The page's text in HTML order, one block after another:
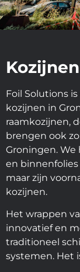
Foil Solutions
kozijnen in
raamkozijnen,
brengen ook
Groningen.
en
maar zijn
kozijnen.
Het wrappen
innovatief en
traditioneel
systemen. Het